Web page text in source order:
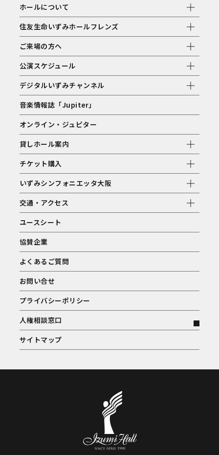
ホールについて
住友生命いずみホールフレンズ
ご来場の方へ
公演スケジュール
デジタルいずみチャンネル
音楽情報誌「Jupiter」
オンライン・ジュピター
貸しホール案内
チケット購入
いずみシンフォニエッタ大阪
交通・アクセス
ユースシート
協賛企業
よくあるご質問
お問い合せ
プライバシーポリシー
人権相談窓口
サイトマップ